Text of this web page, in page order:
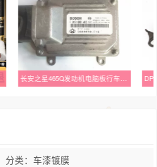
长安之星465Q发动机电脑板行车ECU控制器 F01R00D463 3600010-F16
分类：车漆镀膜